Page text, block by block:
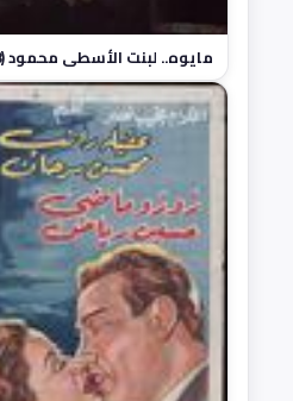
مايوه.. لبنت الأسطى محمود (1978)